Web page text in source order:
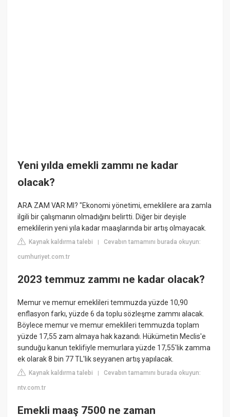
Yeni yılda emekli zammı ne kadar
olacak?
ARA ZAM VAR MI? "Ekonomi yönetimi, emeklilere ara zamla
ilgili bir çalışmanın olmadığını belirtti. Diğer bir deyişle
emeklilerin yeni yıla kadar maaşlarında bir artış olmayacak.
Kaynak kaldırma talebi |Cevabın tamamını burada okuyun:
cumhuriyet.com.tr
2023 temmuz zammı ne kadar olacak?
Memur ve memur emeklileri temmuzda yüzde 10,90
enflasyon farkı, yüzde 6 da toplu sözleşme zammı alacak.
Böylece memur ve memur emeklileri temmuzda toplam
yüzde 17,55 zam almaya hak kazandı. Hükümetin Meclis'e
sunduğu kanun teklifiyle memurlara yüzde 17,55'lik zamma
ek olarak 8 bin 77 TL'lik seyyanen artış yapılacak.
Kaynak kaldırma talebi |Cevabın tamamını burada okuyun:
ntv.com.tr
Emekli maaş 7500 ne zaman